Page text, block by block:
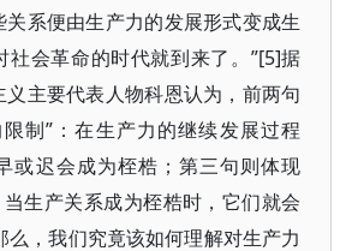
系便由生产力的发展形式变成生
社会革命的时代就到来了。”[5]据
主要代表人物科恩认为，前两句
制”：在生产力的继续发展过程
或迟会成为桎梏；第三句则体现
当生产关系成为桎梏时，它们就会
，我们究竟该如何理解对生产力